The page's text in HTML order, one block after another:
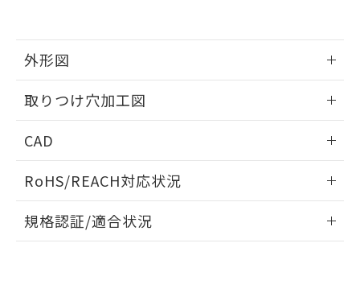
外形図
取りつけ穴加工図
CAD
ドすることができます。
ログイン/会員登録
RoHS/REACH対応状況
EU RoHS 注意事項・凡例
規格認証/適合状況
物質の対応では、対応完了までの期間は出
荷製品に未対応品が混在することから備考
既に当社にて対応品への在庫切替を完了
していることから、特段のことがない限
り、2022年1月12日より割愛しておりま